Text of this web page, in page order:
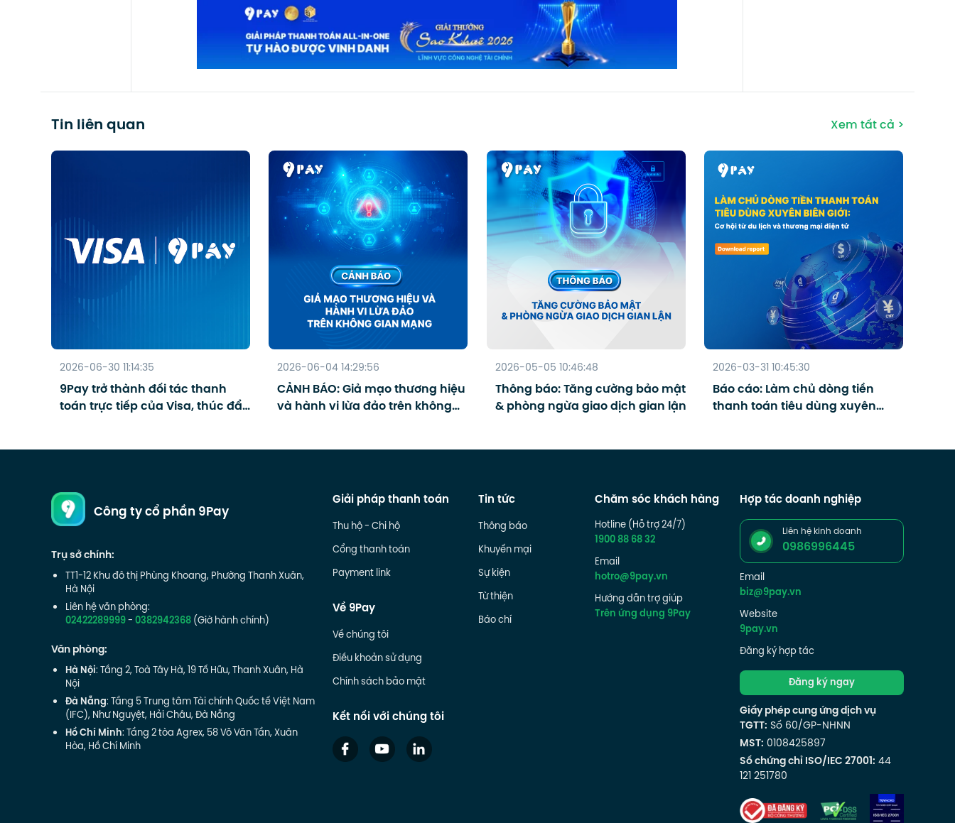
Tin liên quan Xem tất cả >
2026-06-30 11:14:35
9Pay trở thành đối tác thanh
toán trực tiếp của Visa, thúc đẩy
2026-06-04 14:29:56
CẢNH BÁO: Giả mạo thương hiệu
và hành vi lừa đảo trên không
2026-05-05 10:46:48
Thông báo: Tăng cường bảo mật
& phòng ngừa giao dịch gian lận
2026-03-31 10:45:30
Báo cáo: Làm chủ dòng tiền
thanh toán tiêu dùng xuyên
Công ty cổ phần 9Pay
Trụ sở chính:
TT1-12 Khu đô thị Phùng Khoang, Phường Thanh Xuân,
Hà Nội
Liên hệ văn phòng:
02422289999-0382942368(Giờ hành chính)
Văn phòng:
Hà Nội: Tầng 2, Toà Tây Hà, 19 Tố Hữu, Thanh Xuân, Hà
Nội
Đà Nẵng: Tầng 5 Trung tâm Tài chính Quốc tế Việt Nam
(IFC), Như Nguyệt, Hải Châu, Đà Nẵng
Hồ Chí Minh: Tầng 2 tòa Agrex, 58 Võ Văn Tần, Xuân
Hòa, Hồ Chí Minh
Giải pháp thanh toán
Thu hộ - Chi hộ
Cổng thanh toán
Payment link
Về 9Pay
Về chúng tôi
Điều khoản sử dụng
Chính sách bảo mật
Kết nối với chúng tôi
Tin tức
Thông báo
Khuyến mại
Sự kiện
Từ thiện
Báo chí
Chăm sóc khách hàng
Hotline (Hỗ trợ 24/7)
1900 88 68 32
Email
hotro@9pay.vn
Hướng dẫn trợ giúp
Trên ứng dụng 9Pay
Hợp tác doanh nghiệp
Liên hệ kinh doanh
0986996445
Email
biz@9pay.vn
Website
9pay.vn
Đăng ký hợp tác
Đăng ký ngay
Giấy phép cung ứng dịch vụ
TGTT: Số 60/GP-NHNN
MST: 0108425897
Số chứng chỉ ISO/IEC 27001: 44
121 251780